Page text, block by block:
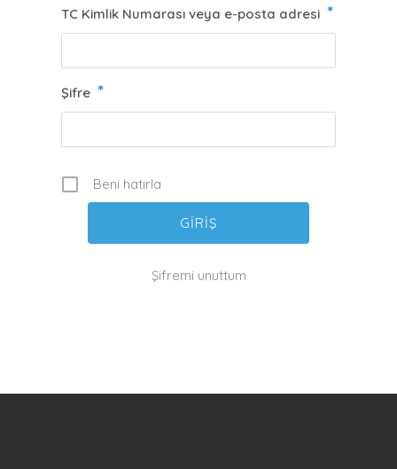
TC Kimlik Numarası veya e-posta adresi *
Şifre *
Beni hatırla
Şifremi unuttum